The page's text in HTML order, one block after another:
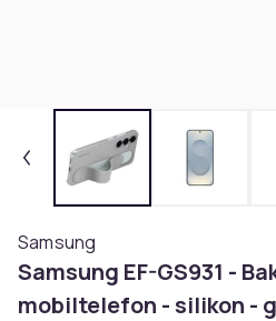
Samsung
Samsung EF-GS931 -
mobiltelefon - silikon -